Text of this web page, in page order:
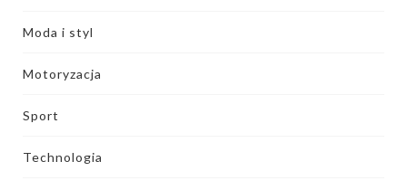
Moda i styl
Motoryzacja
Sport
Technologia